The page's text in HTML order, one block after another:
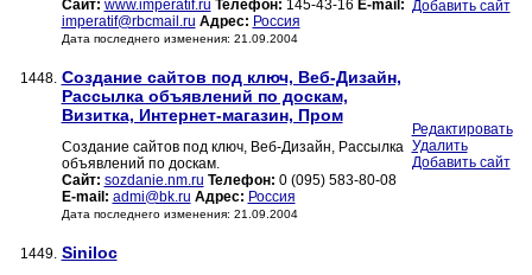
Сайт: www.imperatif.ru Телефон: 145-43-16 E-mail:
imperatif@rbcmail.ru Адрес: Россия
Дата последнего изменения: 21.09.2004
Добавить сайт
1448. Создание сайтов под ключ, Веб-Дизайн,
Рассылка объявлений по доскам,
Визитка, Интернет-магазин, Пром
Создание сайтов под ключ, Веб-Дизайн, Рассылка
объявлений по доскам.
Сайт: sozdanie.nm.ru Телефон: 0 (095) 583-80-08
E-mail: admi@bk.ru Адрес: Россия
Дата последнего изменения: 21.09.2004
Редактировать
Удалить
Добавить сайт
1449. Siniloc